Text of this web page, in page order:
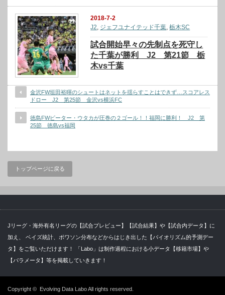
2018-7-2
J2, ジェフユナイテッド千葉,栃木SC
試合開始早々の先制点を死守し
た千葉が勝利 J2 第21節 栃
木vs千葉
金沢FW垣田裕暉のシュートはネットを揺らすことはできず…スコアレス
ドロー J2 第25節 金沢vs横浜FC
徳島FWピーター・ウタカが圧巻の２ゴール！！福岡に勝利！ J2 第
25節 徳島vs福岡
トップページに戻る
Jリーグ・海外有名リーグの【試合プレビュー】【試合結果】や【試合内データ】に
加え、 ベイズ統計、ポワソン分布などからはじき出した【バイオリズム的予測デー
タ】をご覧いただけます！ 「Labo」は制作過程における小データ【移籍市場】や
【パラメータ】等を掲載していきます！
Copyright © Evolving Data LaboAll rights reserved.